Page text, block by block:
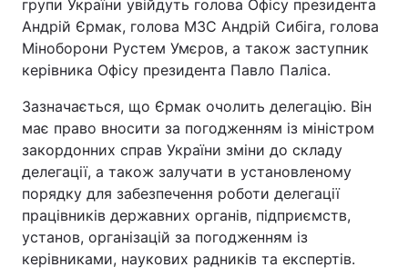
групи України увійдуть голова Офісу президента
Андрій Єрмак, голова МЗС Андрій Сибіга, голова
Міноборони Рустем Умєров, а також заступник
керівника Офісу президента Павло Паліса.
Зазначається, що Єрмак очолить делегацію. Він
має право вносити за погодженням із міністром
закордонних справ України зміни до складу
делегації, а також залучати в установленому
порядку для забезпечення роботи делегації
працівників державних органів, підприємств,
установ, організацій за погодженням із
керівниками, наукових радників та експертів.